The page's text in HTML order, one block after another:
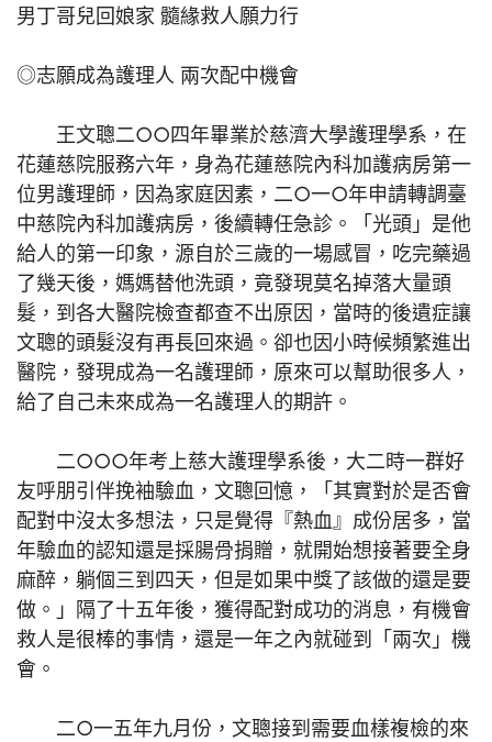
男丁哥兒回娘家 髓緣救人願力行
◎志願成為護理人 兩次配中機會
王文聰二○○四年畢業於慈濟大學護理學系，在
花蓮慈院服務六年，身為花蓮慈院內科加護病房第一
位男護理師，因為家庭因素，二○一○年申請轉調臺
中慈院內科加護病房，後續轉任急診。「光頭」是他
給人的第一印象，源自於三歲的一場感冒，吃完藥過
了幾天後，媽媽替他洗頭，竟發現莫名掉落大量頭
髮，到各大醫院檢查都查不出原因，當時的後遺症讓
文聰的頭髮沒有再長回來過。卻也因小時候頻繁進出
醫院，發現成為一名護理師，原來可以幫助很多人，
給了自己未來成為一名護理人的期許。
二○○○年考上慈大護理學系後，大二時一群好
友呼朋引伴挽袖驗血，文聰回憶，「其實對於是否會
配對中沒太多想法，只是覺得『熱血』成份居多，當
年驗血的認知還是採腸骨捐贈，就開始想接著要全身
麻醉，躺個三到四天，但是如果中獎了該做的還是要
做。」隔了十五年後，獲得配對成功的消息，有機會
救人是很棒的事情，還是一年之內就碰到「兩次」機
會。
二○一五年九月份，文聰接到需要血樣複檢的來